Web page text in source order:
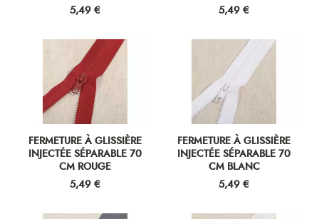
Prix
5,49 €
Prix
5,49 €
FERMETURE À GLISSIÈRE
INJECTÉE SÉPARABLE 70
CM ROUGE
Prix
5,49 €
FERMETURE À GLISSIÈRE
INJECTÉE SÉPARABLE 70
CM BLANC
Prix
5,49 €